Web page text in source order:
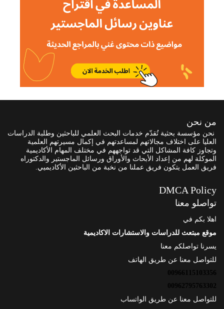
من نحن
نحن مؤسسة بحثية تُقدّم خدمات البحث العلمي للباحثين وطلبة الدراسات
العليا على اختلاف مجالاتهم لمساعدتهم في إكمال مسيرتهم العلمية
وتجاوز كافة المشاكل التي قد تواجههم في مختلف المهام الأكاديمية
الموكلة لهم من إعداد الأبحاث والأوراق ورسائل الماجستير والدكتوراه
فريق العمل يتكون فريق عملنا من نخبة من الباحثين الأكاديميي.
DMCA Policy
تواصلو معنا
اهلا بكم في
موقع مبتعث للدراسات والاستشارات الاكاديمية
يسرنا تواصلكم معنا
للتواصل معنا عن طريق الهاتف
00966115103356
00962795763302
للتواصل معنا عن طريق الواتساب